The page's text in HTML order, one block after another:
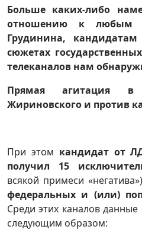
Больше каких-либо
отношению к любым
Грудинина,
сюжетах
телеканалов нам
Прямая агитация в
Жириновского и против
При этом кандидат от
получил 15
всякой примеси «негатива»)
федеральных и (или)
Среди этих каналов
следующим образом: